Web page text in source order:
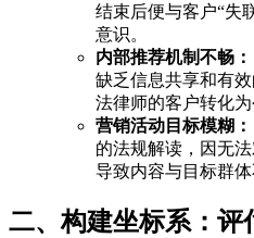
结束后便与客户“失
意识。
内部推荐机制不畅：
缺乏信息共享和有
法律师的客户转化为
营销活动目标模糊：
的法规解读，因无
导致内容与目标群体
二、构建坐标系：评